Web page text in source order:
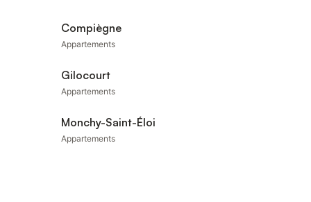
Compiègne
Appartements
Gilocourt
Appartements
Monchy-Saint-Éloi
Appartements